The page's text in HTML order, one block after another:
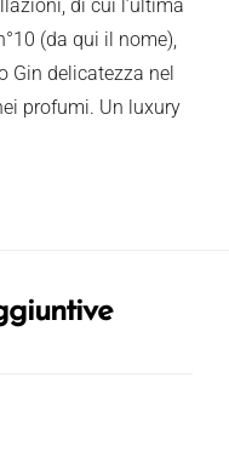
di cui l’ultima
(da qui il nome),
Gin delicatezza nel
profumi. Un luxury